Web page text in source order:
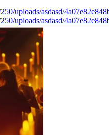
uploads/asdasd/
uploads/asdasd/